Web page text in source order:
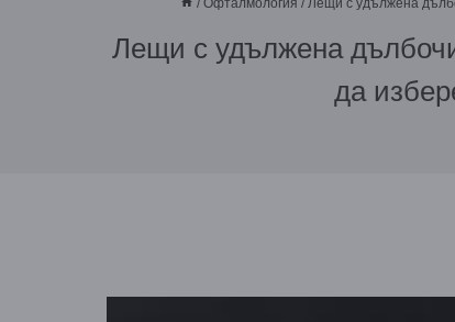
/ Офталмология / Лещи с удължена
Лещи с удължена
да